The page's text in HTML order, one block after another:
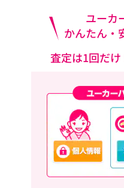
ユーカ
かんたん・
査定は1回だけ